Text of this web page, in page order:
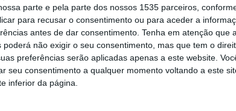
parte e pela parte dos nossos 1535 parceiros,
para recusar o consentimento ou para aceder a
antes de dar consentimento. Tenha em atenção que
poderá não exigir o seu consentimento, mas que tem o
preferências serão aplicadas apenas a este website.
seu consentimento a qualquer momento voltando a este
inferior da página.
as relações com os parceiros e abrir novas
acrescentando que é importante “manter a
com os parceiros nacionais de longa data, num
o IPCB, se encontram empenhadas no
Europeias”.
não só a mobilidade internacional, mas